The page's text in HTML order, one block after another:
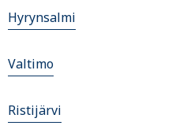
Hyrynsalmi
Valtimo
Ristijärvi